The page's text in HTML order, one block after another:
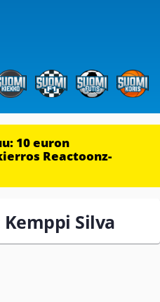
10 euron
Reactoonz-
Silva